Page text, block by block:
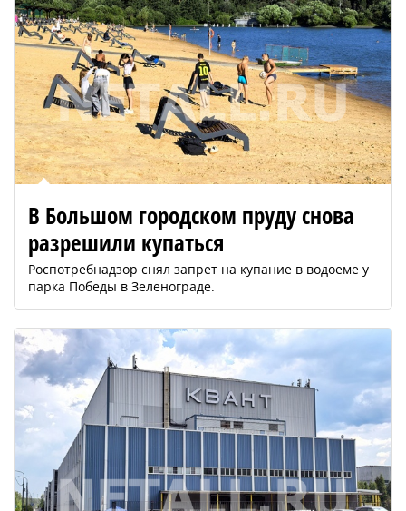
В Большом городском пруду снова
разрешили купаться
Роспотребнадзор снял запрет на купание в водоеме у
парка Победы в Зеленограде.